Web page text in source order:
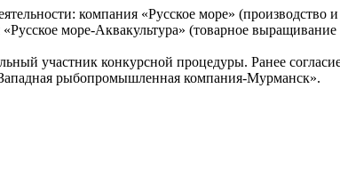
компания «Русское море»
море-Аквакультура» (товарное
участник конкурсной процедуры. Ранее
рыбопромышленная компания-Мурманск».